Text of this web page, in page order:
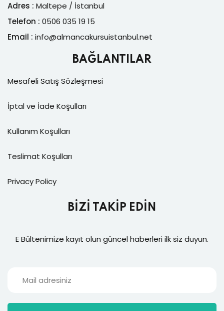
Adres : Maltepe / İstanbul
Telefon : 0506 035 19 15
Email : info@almancakursuistanbul.net
BAĞLANTILAR
Mesafeli Satış Sözleşmesi
İptal ve İade Koşulları
Kullanım Koşulları
Teslimat Koşulları
Privacy Policy
BİZİ TAKİP EDİN
E Bültenimize kayıt olun güncel haberleri ilk siz duyun.